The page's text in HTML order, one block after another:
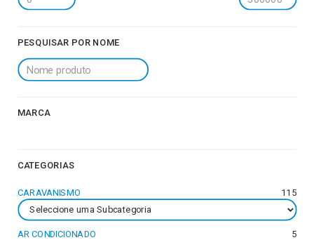
PESQUISAR POR NOME
MARCA
CATEGORIAS
CARAVANISMO 115
AR CONDICIONADO 5